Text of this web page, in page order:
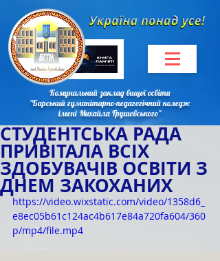
Комунальний заклад вищої освіти
"Барський гуманітарно-педагогічний коледж
імені Михайла Грушевського"
СТУДЕНТСЬКА РАДА
ПРИВІТАЛА ВСІХ
ЗДОБУВАЧІВ ОСВІТИ З
ДНЕМ ЗАКОХАНИХ
https://video.wixstatic.com/video/1358d6_
e8ec05b61c124ac4b617e84a720fa604/360
p/mp4/file.mp4